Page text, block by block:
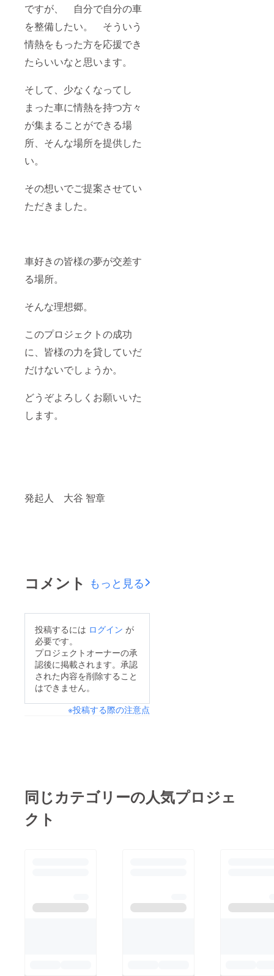
ですが、 自分で自分の車
を整備したい。 そういう
情熱をもった方を応援でき
たらいいなと思います。
そして、少なくなってし
まった車に情熱を持つ方々
が集まることができる場
所、そんな場所を提供した
い。
その想いでご提案させてい
ただきました。
車好きの皆様の夢が交差す
る場所。
そんな理想郷。
このプロジェクトの成功
に、皆様の力を貸していだ
だけないでしょうか。
どうぞよろしくお願いいた
します。
発起人 大谷 智章
コメント もっと見る
投稿するには ログイン が
必要です。
プロジェクトオーナーの承
認後に掲載されます。承認
された内容を削除すること
はできません。
※投稿する際の注意点
同じカテゴリーの人気プロジェ
クト